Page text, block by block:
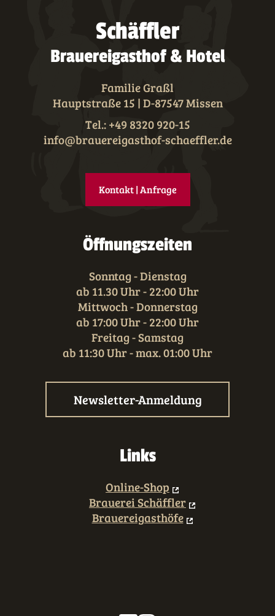
Schäffler
Brauereigasthof & Hotel
Familie Graßl
Hauptstraße 15 | D-87547 Missen
Tel.: +49 8320 920-15
info@brauereigasthof-schaeffler.de
Kontakt | Anfrage
Öffnungszeiten
Sonntag - Dienstag
ab 11.30 Uhr - 22:00 Uhr
Mittwoch - Donnerstag
ab 17:00 Uhr - 22:00 Uhr
Freitag - Samstag
ab 11:30 Uhr - max. 01:00 Uhr
Newsletter-Anmeldung
Links
Online-Shop
Brauerei Schäffler
Brauereigasthöfe